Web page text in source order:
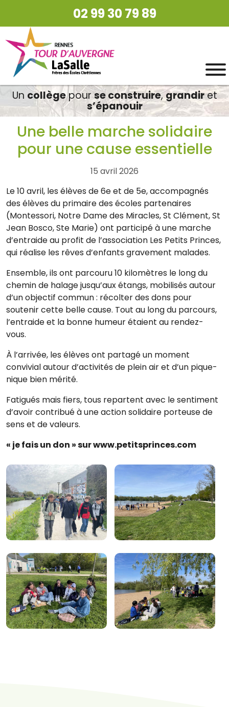
02 99 30 79 89
Un collègepourse construire,grandiret
s’épanouir
Une belle marche solidaire
pour une cause essentielle
15 avril 2026
Le 10 avril, les élèves de 6e et de 5e, accompagnés
des élèves du primaire des écoles partenaires
(Montessori, Notre Dame des Miracles, St Clément, St
Jean Bosco, Ste Marie) ont participé à une marche
d’entraide au profit de l’association Les Petits Princes,
qui réalise les rêves d’enfants gravement malades.
Ensemble, ils ont parcouru 10 kilomètres le long du
chemin de halage jusqu’aux étangs, mobilisés autour
d’un objectif commun : récolter des dons pour
soutenir cette belle cause. Tout au long du parcours,
l’entraide et la bonne humeur étaient au rendez-
vous.
À l’arrivée, les élèves ont partagé un moment
convivial autour d’activités de plein air et d’un pique-
nique bien mérité.
Fatigués mais fiers, tous repartent avec le sentiment
d’avoir contribué à une action solidaire porteuse de
sens et de valeurs.
« je fais un don » sur www.petitsprinces.com